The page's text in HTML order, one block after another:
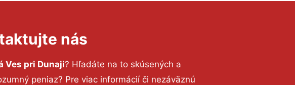
nás
Ves pri Dunaji? Hľadáte na to skúsených a
peniaz? Pre viac informácií či nezáväznú